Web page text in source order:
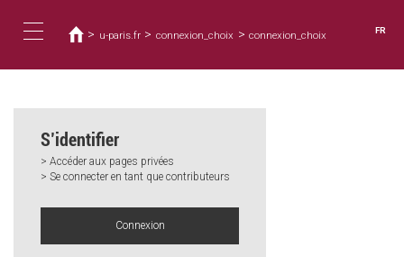
contenu
navigation
êtes
ici
> u-paris.fr > connexion_choix > connexion_choix FR
S’identifier
> Accéder aux pages privées
> Se connecter en tant que contributeurs
Connexion